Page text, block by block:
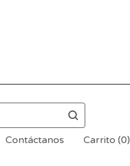
Contáctanos Carrito (0)